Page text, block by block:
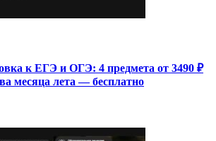
к ЕГЭ и ОГЭ: 4 предмета от 3490 ₽
месяца лета — бесплатно